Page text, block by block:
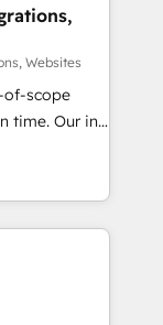
loss or
🔹
tech stack
At
Websites
of-scope
Our in-
experts,
all
CRMs
Clients